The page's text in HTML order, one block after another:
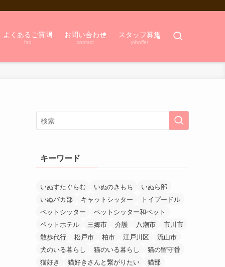
よくあるご質問
faq
お問い合わせ
contact
スタッフ募集
joboffer
キーワード
いぬすたぐらむ いぬのきもち
いぬら部
いぬバカ部
キャットシッター
トイプードル
ペットシッター
ペットシッター和ペット
ペットホテル
三郷市 介護 八潮市
市川市
散歩代行
松戸市 柏市 江戸川区
流山市
犬のいる暮らし
猫のいる暮らし
猫の留守番
猫好き
猫好きさんと繋がりたい
猫部